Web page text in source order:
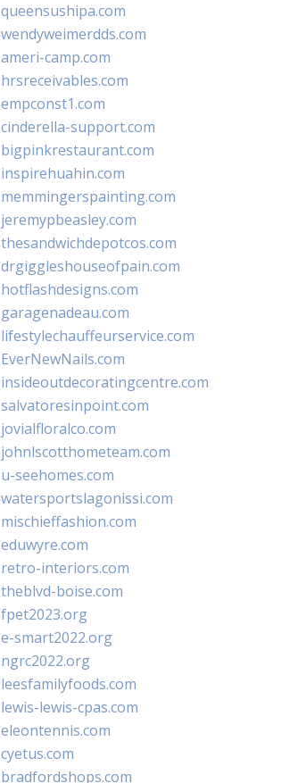
queensushipa.com
wendyweimerdds.com
ameri-camp.com
hrsreceivables.com
empconst1.com
cinderella-support.com
bigpinkrestaurant.com
inspirehuahin.com
memmingerspainting.com
jeremypbeasley.com
thesandwichdepotcos.com
drgiggleshouseofpain.com
hotflashdesigns.com
garagenadeau.com
lifestylechauffeurservice.com
EverNewNails.com
insideoutdecoratingcentre.com
salvatoresinpoint.com
jovialfloralco.com
johnlscotthometeam.com
u-seehomes.com
watersportslagonissi.com
mischieffashion.com
eduwyre.com
retro-interiors.com
theblvd-boise.com
fpet2023.org
e-smart2022.org
ngrc2022.org
leesfamilyfoods.com
lewis-lewis-cpas.com
eleontennis.com
cyetus.com
bradfordshops.com